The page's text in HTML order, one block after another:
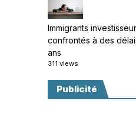
Immigrants
confrontés à des
ans
311 views
Publicité